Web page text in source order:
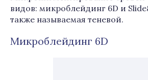
видов: микроблейдинг 6D и
также называемая теневой.
Микроблейдинг 6D